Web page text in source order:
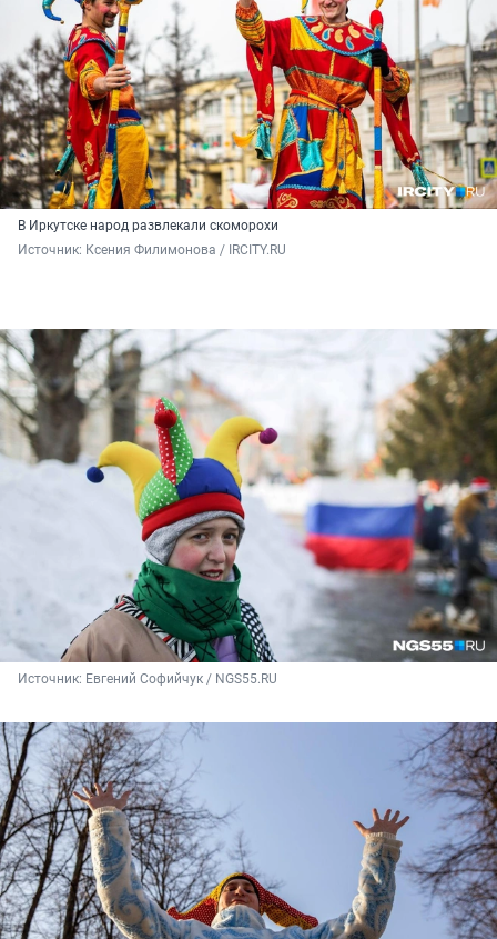
В Иркутске народ развлекали скоморохи
Источник: Ксения Филимонова / IRCITY.RU
Источник: Евгений Софийчук / NGS55.RU